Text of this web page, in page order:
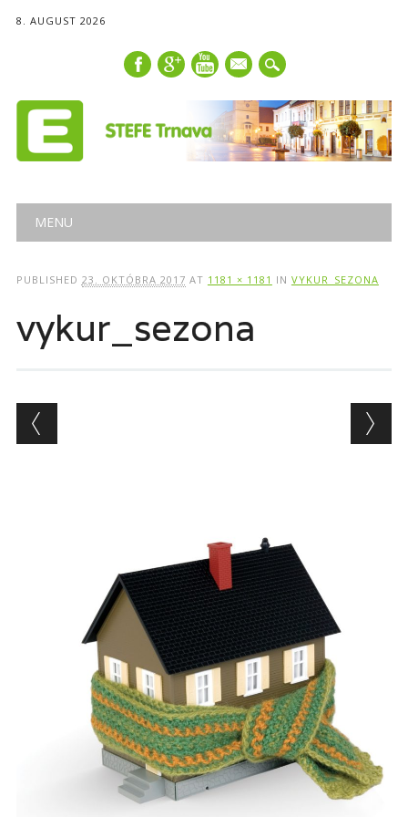
8. AUGUST 2026
mail
Main menu
MENU
PUBLISHED 23. OKTÓBRA 2017 AT 1181 × 1181 IN VYKUR_SEZONA
vykur_sezona